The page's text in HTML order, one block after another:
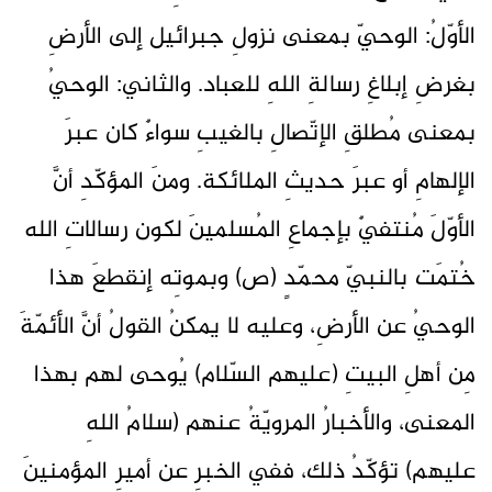
الأوّلُ: الوحيّ بمعنى نزولِ جبرائيل إلى الأرضِ
بغرضِ إبلاغِ رسالةِ اللهِ للعباد. والثاني: الوحيُ
بمعنى مُطلقِ الإتّصالِ بالغيبِ سواءٌ كان عبرَ
الإلهامِ أو عبرَ حديثِ الملائكة. ومنَ المؤكّدِ أنَّ
الأوّلَ مُنتفيٌ بإجماعِ المُسلمينَ لكون رسالاتِ الله
خُتمَت بالنبيّ محمّدٍ (ص) وبموتِه إنقطعَ هذا
الوحيُ عن الأرضِ، وعليه لا يمكنُ القولُ أنَّ الأئمّةَ
مِن أهلِ البيتِ (عليهم السّلام) يُوحى لهم بهذا
المعنى، والأخبارُ المرويّةُ عنهم (سلامُ اللهِ
عليهم) تؤكّدُ ذلك، ففي الخبرِ عن أميرِ المؤمنينَ